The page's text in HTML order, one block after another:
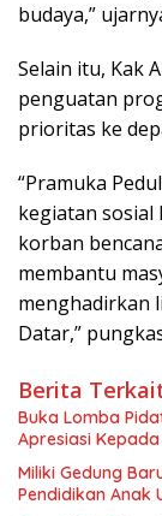
budaya,”
Selain itu, Kak
penguatan
prioritas ke
“Pramuka
kegiatan sosial
korban
membantu
menghadirkan
Datar,”
Berita
Buka Lomba
Apresiasi
Miliki Gedung
Pendidikan Anak